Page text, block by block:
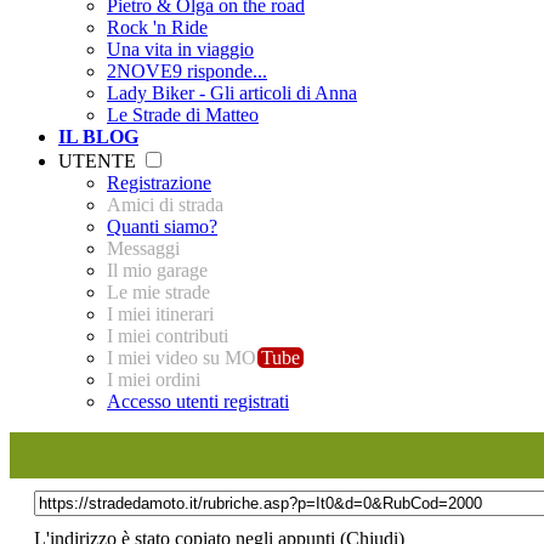
Pietro & Olga on the road
Rock 'n Ride
Una vita in viaggio
2NOVE9 risponde...
Lady Biker - Gli articoli di Anna
Le Strade di Matteo
IL BLOG
UTENTE
Registrazione
Amici di strada
Quanti siamo?
Messaggi
Il mio garage
Le mie strade
I miei itinerari
I miei contributi
I miei video su MO Tube
I miei ordini
Accesso utenti registrati
L'indirizzo è stato copiato negli appunti (Chiudi)